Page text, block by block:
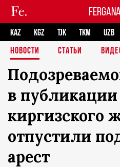
KAZ KGZ TJK TKM UZB
НОВОСТИ
СТАТЬИ
в
киргизского
отпустили
арест